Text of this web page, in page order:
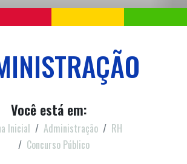
Você está em:
Inicial Administração
RH
Concurso Público